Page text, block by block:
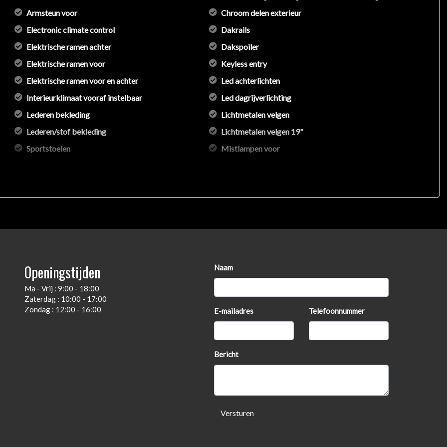
Armsteun voor
Electronic climate control
Elektrische ramen achter
Elektrische ramen voor
Elektrische ramen voor en achter
Interieurklimaat vooraf instelbaar
Lederen bekleding
Lederen/stof bekleding
Sportstoelen
Stuur leder
Chroom delen exterieur
Dakrails
Dakspoiler
Keyless entry
Led achterlichten
Led dagrijverlichting
Lichtmetalen velgen
Lichtmetalen velgen 19"
Mistlampen voor
Openingstijden
Ma - Vrij : 9:00 - 18:00
Zaterdag : 10:00 - 17:00
Zondag : 12:00 - 16:00
Naam
E-mailadres Telefoonnummer
Bericht
Versturen